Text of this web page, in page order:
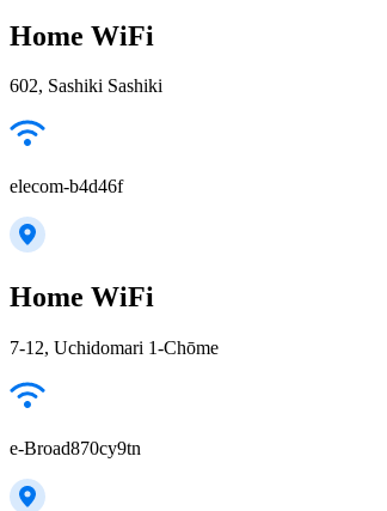
Home WiFi
602, Sashiki Sashiki
elecom-b4d46f
Home WiFi
7-12, Uchidomari 1-Chōme
e-Broad870cy9tn